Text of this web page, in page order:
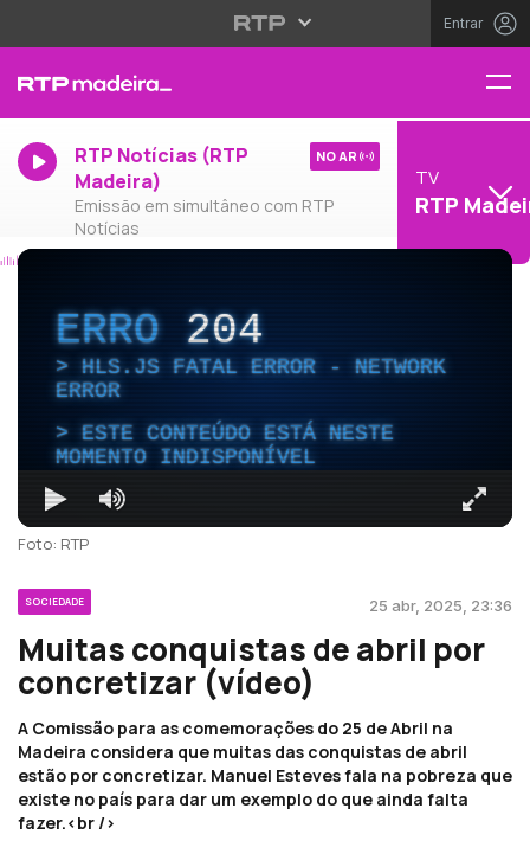
Entrar
RTP Notícias (RTP
Madeira)
Emissão em simultâneo com RTP
Notícias
NO AR
TV
RTP
ERRO204
HLS.JS FATAL ERROR - NETWORK
ERROR
ESTE CONTEÚDO ESTÁ NESTE
MOMENTO INDISPONÍVEL
Foto: RTP
SOCIEDADE 25 abr, 2025, 23:36
Muitas conquistas de abril por
concretizar (vídeo)
A Comissão para as comemorações do 25 de Abril na
Madeira considera que muitas das conquistas de abril
estão por concretizar. Manuel Esteves fala na pobreza que
existe no país para dar um exemplo do que ainda falta
fazer.<br />